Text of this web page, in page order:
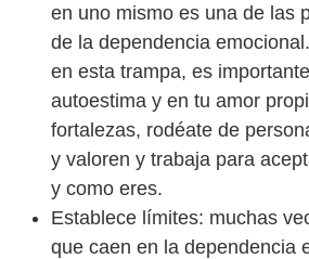
en uno mismo es una de las
de la dependencia
en esta trampa, es
autoestima y en tu amor
fortalezas, rodéate de
y valoren y trabaja para
y como eres.
Establece límites: muchas
que caen en la dependencia